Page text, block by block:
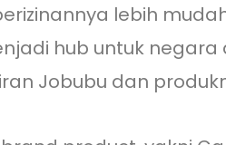
lebih
hub untuk negara
Jobubu dan